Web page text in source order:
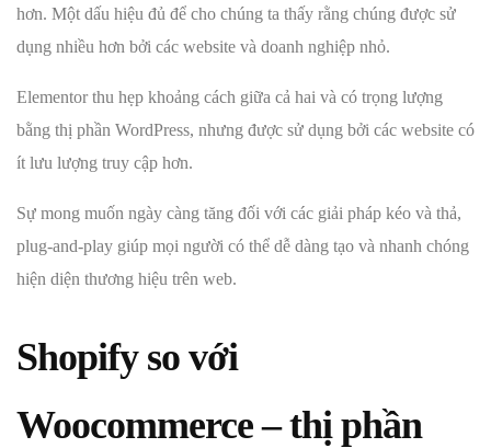
hơn. Một dấu hiệu đủ để cho chúng ta thấy rằng chúng được sử
dụng nhiều hơn bởi các website và doanh nghiệp nhỏ.
Elementor thu hẹp khoảng cách giữa cả hai và có trọng lượng
bằng thị phần WordPress, nhưng được sử dụng bởi các website có
ít lưu lượng truy cập hơn.
Sự mong muốn ngày càng tăng đối với các giải pháp kéo và thả,
plug-and-play giúp mọi người có thể dễ dàng tạo và nhanh chóng
hiện diện thương hiệu trên web.
Shopify so với
Woocommerce –thị phần